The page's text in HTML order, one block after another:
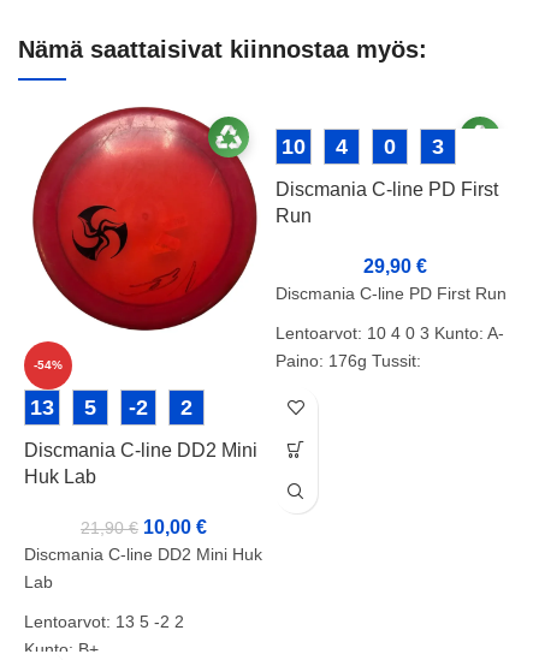
Nämä saattaisivat kiinnostaa myös:
-54%
13 5 -2 2
Discmania C-line DD2 Mini
Huk Lab
21,90€ 10,00 €
Discmania C-line DD2 Mini Huk
Lab
Lentoarvot: 13 5 -2 2
Kunto: B+
10 4 0 3
Discmania C-line PD First
Run
29,90 €
Discmania C-line PD First Run
Lentoarvot: 10 4 0 3 Kunto: A-
Paino: 176g Tussit: